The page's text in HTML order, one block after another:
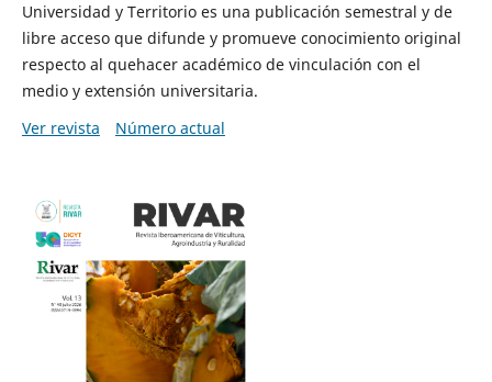
Universidad y Territorio es una publicación semestral y de
libre acceso que difunde y promueve conocimiento original
respecto al quehacer académico de vinculación con el
medio y extensión universitaria.
Ver revista
Número actual